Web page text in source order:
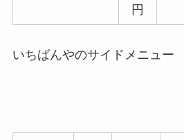
円
いちばんやのサイドメニュー